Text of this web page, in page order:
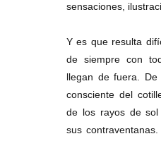
sensaciones,
Y es que resulta
de siempre con
llegan de fuera.
consciente del
de los rayos de
sus